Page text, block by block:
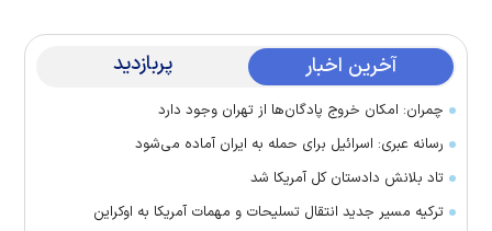
آخرین اخبار پربازدید
چمران: امکان خروج پادگان‌ها از تهران وجود دارد
رسانه عبری: اسرائیل برای حمله به ایران آماده می‌شود
تاد بلانش دادستان کل آمریکا شد
ترکیه مسیر جدید انتقال تسلیحات و مهمات آمریکا به اوکراین